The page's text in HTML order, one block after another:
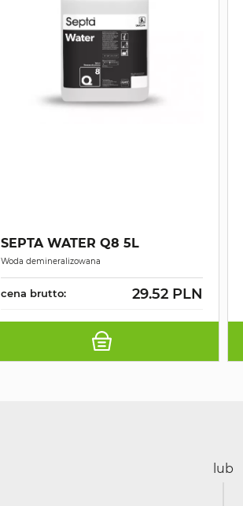
SEPTA WATER Q8 5L
Woda demineralizowana
cena brutto: 29.52 PLN
lub